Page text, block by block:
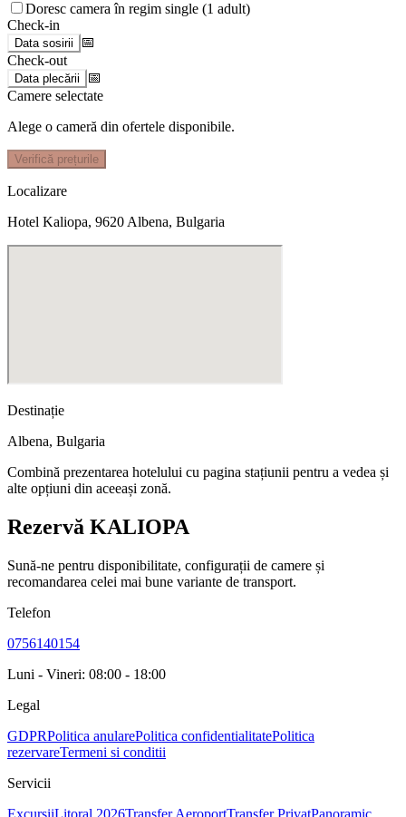
Doresc camera în regim single (1 adult)
Check-in
Data sosirii
📅
Check-out
Data plecării
📅
Camere selectate
Alege o cameră din ofertele disponibile.
Verifică prețurile
Localizare
Hotel Kaliopa, 9620 Albena, Bulgaria
Destinație
Albena, Bulgaria
Combină prezentarea hotelului cu pagina stațiunii pentru a vedea și
alte opțiuni din aceeași zonă.
Rezervă KALIOPA
Sună-ne pentru disponibilitate, configurații de camere și
recomandarea celei mai bune variante de transport.
Telefon
0756140154
Luni - Vineri: 08:00 - 18:00
Legal
GDPRPolitica anularePolitica confidentialitatePolitica
rezervareTermeni si conditii
Servicii